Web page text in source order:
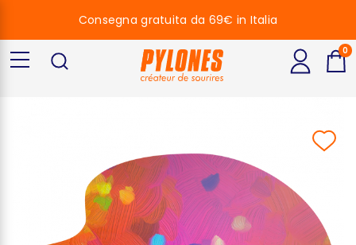
Consegna gratuita da 69€ in Italia
0